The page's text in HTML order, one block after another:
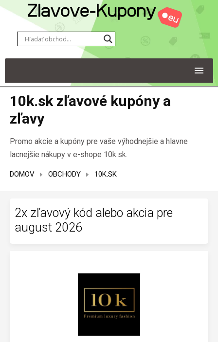
10k.sk zľavové kupóny a
zľavy
Promo akcie a kupóny pre vaše výhodnejšie a hlavne
lacnejšie nákupy v e-shope 10k.sk.
DOMOV OBCHODY 10K.SK
2x zľavový kód alebo akcia pre
august 2026